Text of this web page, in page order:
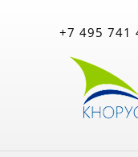
+7 495 741